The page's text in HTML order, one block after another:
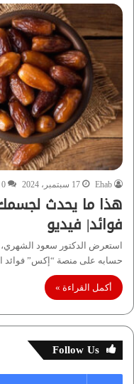
Ehab 17 سبتمبر، 2024 0
فوائد| فيديو
استعرض الدكتور سعود
حسابه على منصة “إكس” فوائد
أكمل القراءة »
Follow Us